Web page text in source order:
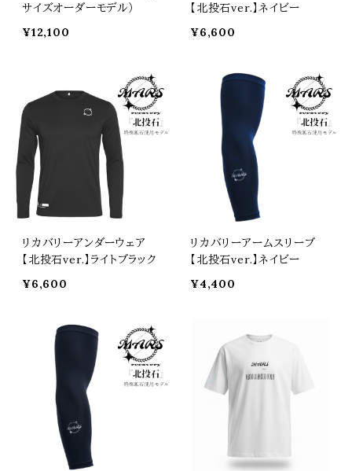
サイズオーダーモデル）
¥12,100
【北投石ver.】ネイビー
¥6,600
リカバリーアンダーウェア
【北投石ver.】ライトブラック
¥6,600
リカバリーアームスリーブ
【北投石ver.】ネイビー
¥4,400